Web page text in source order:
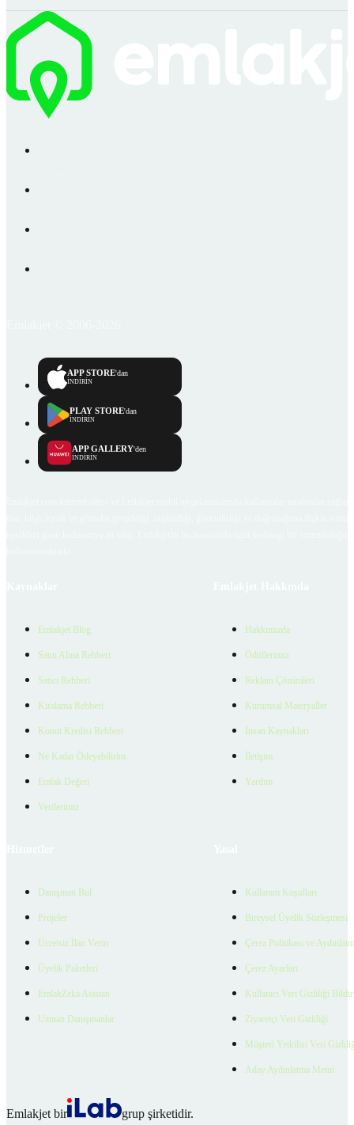
APP STORE'dan
İNDİRİN
PLAY STORE'dan
İNDİRİN
APP GALLERY'den
İNDİRİN
Emlakjet Blog
Satın Alma Rehberi
Satıcı Rehberi
Kiralama Rehberi
Konut Kredisi Rehberi
Ne Kadar Ödeyebilirim
Emlak Değeri
Verilerimiz
Hakkımızda
Ödüllerimiz
Reklam Çözümleri
Kurumsal Materyaller
İnsan Kaynakları
İletişim
Yardım
Danışman Bul
Projeler
Ücretsiz İlan Verin
Üyelik Paketleri
EmlakZeka Asistan
Uzman Danışmanlar
Kullanım Koşulları
Bireysel Üyelik Sözleşmesi
Çerez Politikası ve
Çerez Ayarları
Kullanıcı Veri Gizliliği
Ziyaretçi Veri Gizliliği
Müşteri Yetkilisi Veri
Aday Aydınlatma Metni
Emlakjet bir
grup şirketidir.